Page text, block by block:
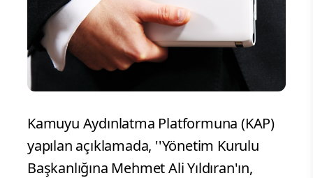
Kamuyu Aydınlatma Platformuna (KAP)
yapılan açıklamada, ''Yönetim Kurulu
Başkanlığına Mehmet Ali Yıldıran'ın,